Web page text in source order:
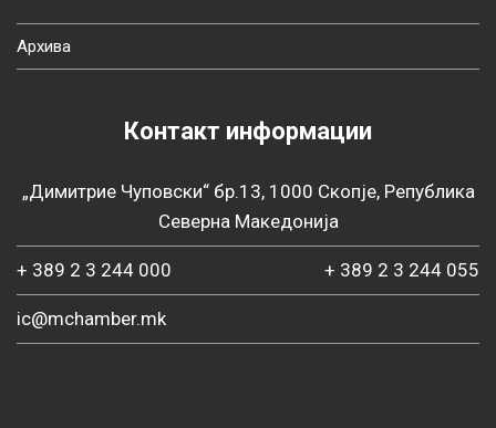
Архива
Контакт информации
„Димитрие Чуповски“ бр.13, 1000 Скопје, Република
Северна Македонија
+ 389 2 3 244 000 + 389 2 3 244 055
ic@mchamber.mk